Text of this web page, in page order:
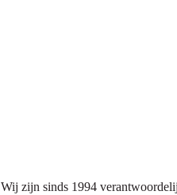
zijn sinds 1994